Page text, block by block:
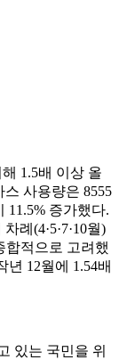
1.5배 이상 올
사용량은 8555
11.5% 증가했다.
례(4·5·7·10월)
합적으로 고려했
년 12월에 1.54배
있는 국민을 위